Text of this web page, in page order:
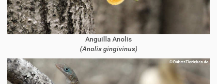
Anguilla Anolis
(Anolis gingivinus)